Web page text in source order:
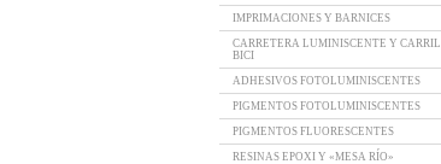
IMPRIMACIONES Y BARNICES
CARRETERA LUMINISCENTE Y CARRIL
BICI
ADHESIVOS FOTOLUMINISCENTES
PIGMENTOS FOTOLUMINISCENTES
PIGMENTOS FLUORESCENTES
RESINAS EPOXI Y «MESA RÍO»